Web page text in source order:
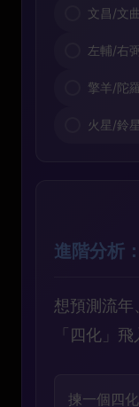
文昌/文曲
左輔/右
擎羊/陀
火星/鈴星
進階分析
想預測流年
「四化」